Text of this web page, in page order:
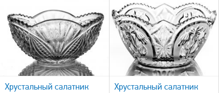
Хрустальный салатник
быстрый просмотр
Хрустальный салатник